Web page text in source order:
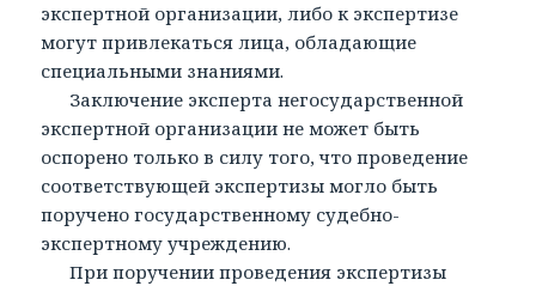
экспертной организации, либо к экспертизе
могут привлекаться лица, обладающие
специальными знаниями.
Заключение эксперта негосударственной
экспертной организации не может быть
оспорено только в силу того, что проведение
соответствующей экспертизы могло быть
поручено государственному судебно-
экспертному учреждению.
При поручении проведения экспертизы